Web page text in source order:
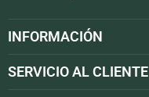
INFORMACIÓN
SERVICIO AL CLIENTE